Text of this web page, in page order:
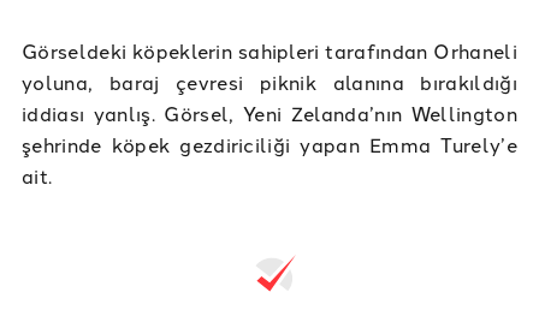
Görseldeki köpeklerin sahipleri tarafından Orhaneli
yoluna, baraj çevresi piknik alanına bırakıldığı
iddiası yanlış. Görsel, Yeni Zelanda’nın Wellington
şehrinde köpek gezdiriciliği yapan Emma Turely’e
ait.